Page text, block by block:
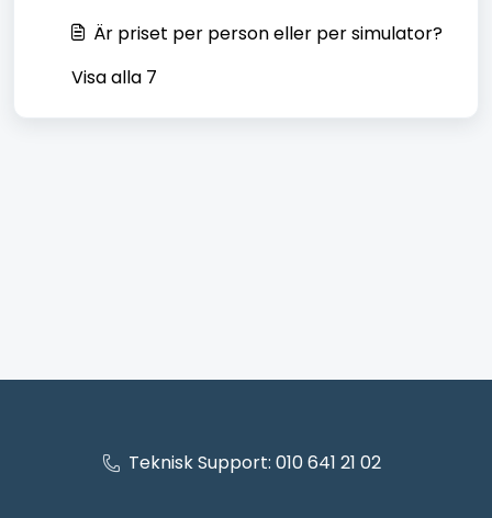
Är priset per person eller per simulator?
Visa alla 7
Teknisk Support: 010 641 21 02